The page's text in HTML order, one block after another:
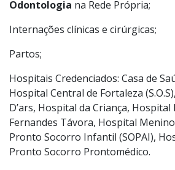
Odontologia na Rede Própria;
Internações clínicas e cirúrgicas;
Partos;
Hospitais Credenciados: Casa de
Hospital Central de Fortaleza
D’ars, Hospital da Criança,
Fernandes Távora, Hospital
Pronto Socorro Infantil (SOPAI),
Pronto Socorro Prontomédico.